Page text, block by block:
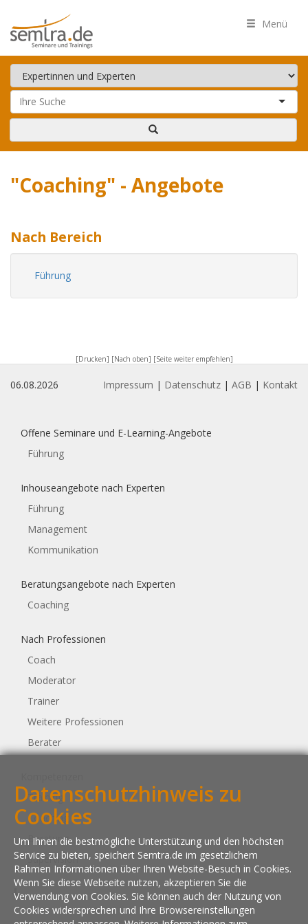
Menü
"Coaching" - Angebote
Nach Bereich
Führung
[Drucken] [Nach oben] [Seite weiter empfehlen]
06.08.2026 Impressum | Datenschutz | AGB | Kontakt
Offene Seminare und E-Learning-Angebote
Führung
Inhouseangebote nach Experten
Führung
Management
Kommunikation
Beratungsangebote nach Experten
Coaching
Nach Professionen
Coach
Moderator
Trainer
Weitere Professionen
Berater
Training
Coaching
Beratung
Supervision
Datenschutzhinweis zu
Cookies
Um Ihnen die bestmögliche Unterstützung und den höchsten
Service zu bieten, speichert Semtra.de im gesetzlichem
Rahmen Informationen über Ihren Website-Besuch in Cookies.
Wenn Sie diese Webseite nutzen, akzeptieren Sie die
Verwendung von Cookies. Sie können auch der Nutzung von
Cookies widersprechen und Ihre Browsereinstellungen